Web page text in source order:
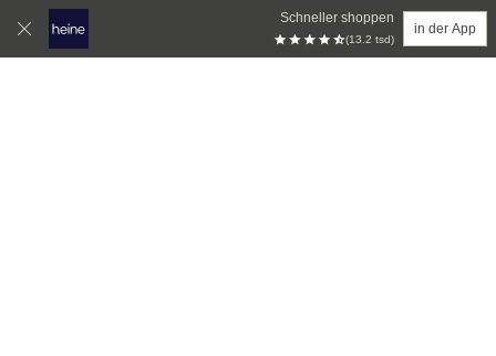
Schneller shoppen
(13.2 tsd)
in der App